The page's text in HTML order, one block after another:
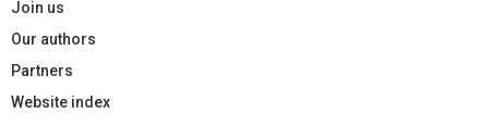
Join us
Our authors
Partners
Website index